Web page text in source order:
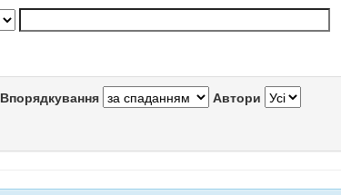
Впорядкування Автори